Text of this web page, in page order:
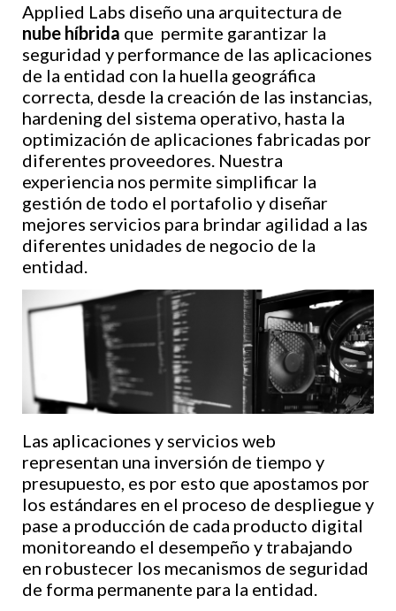
Applied Labs diseño una arquitectura de
nube híbrida que permite garantizar la
seguridad y performance de las aplicaciones
de la entidad con la huella geográfica
correcta, desde la creación de las instancias,
hardening del sistema operativo, hasta la
optimización de aplicaciones fabricadas por
diferentes proveedores. Nuestra
experiencia nos permite simplificar la
gestión de todo el portafolio y diseñar
mejores servicios para brindar agilidad a las
diferentes unidades de negocio de la
entidad.
Las aplicaciones y servicios web
representan una inversión de tiempo y
presupuesto, es por esto que apostamos por
los estándares en el proceso de despliegue y
pase a producción de cada producto digital
monitoreando el desempeño y trabajando
en robustecer los mecanismos de seguridad
de forma permanente para la entidad.